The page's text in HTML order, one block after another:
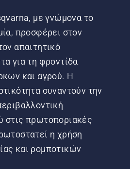
με γνώμονα το
προσφέρει στον
απαιτητικό
για τη φροντίδα
και αγρού. Η
συναντούν την
στις πρωτοποριακές
η χρήση
και ρομποτικών